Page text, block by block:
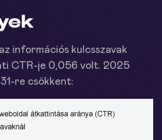
információs kulcsszavak
CTR-je 0,056 volt. 2025
re csökkent: